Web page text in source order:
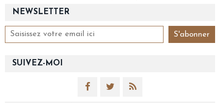
NEWSLETTER
SUIVEZ-MOI